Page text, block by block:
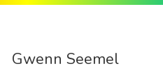
Gwenn Seemel